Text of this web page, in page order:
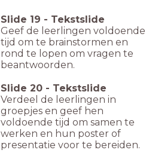
Slide 19 - Tekstslide
Geef de leerlingen voldoende
tijd om te brainstormen en
rond te lopen om vragen te
beantwoorden.
Slide 20 - Tekstslide
Verdeel de leerlingen in
groepjes en geef hen
voldoende tijd om samen te
werken en hun poster of
presentatie voor te bereiden.